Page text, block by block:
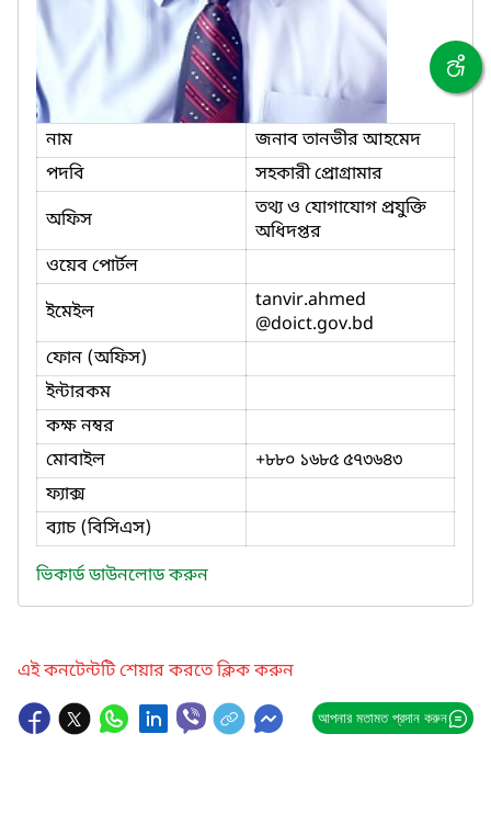
নাম
জনাব তানভীর আহমেদ
পদবি
সহকারী প্রোগ্রামার
অফিস
তথ্য ও যোগাযোগ প্রযুক্তি
অধিদপ্তর
ওয়েব পোর্টল
ইমেইল
tanvir.ahmed
@doict.gov.bd
ফোন (অফিস)
ইন্টারকম
কক্ষ নম্বর
মোবাইল
+৮৮০ ১৬৮৫ ৫৭৩৬৪৩
ফ্যাক্স
ব্যাচ (বিসিএস)
ভিকার্ড ডাউনলোড করুন
এই কনটেন্টটি শেয়ার করতে ক্লিক করুন
আপনার মতামত প্রদান করুন